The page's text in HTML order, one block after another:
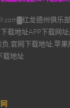
红龙德州俱乐
载地址APP下载网
,官网下载地址,苹
载地址